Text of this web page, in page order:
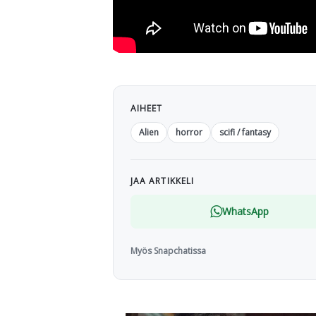
AIHEET
Alien
horror scifi / fantasy
JAA ARTIKKELI
WhatsApp
Myös Snapchatissa